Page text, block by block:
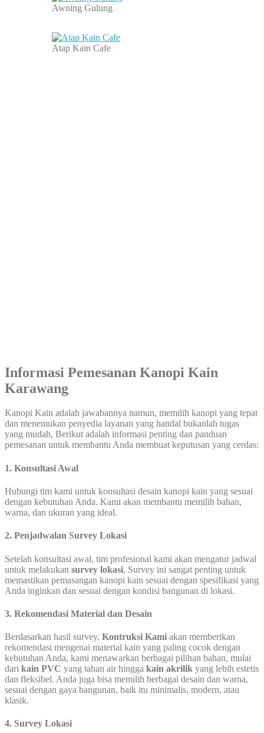
Awning Gulung
Atap Kain Cafe
Informasi Pemesanan Kanopi Kain
Karawang
Kanopi Kain adalah jawabannya namun, memilih kanopi yang tepat
dan menemukan penyedia layanan yang handal bukanlah tugas
yang mudah, Berikut adalah informasi penting dan panduan
pemesanan untuk membantu Anda membuat keputusan yang cerdas:
1. Konsultasi Awal
Hubungi tim kami untuk konsultasi desain kanopi kain yang sesuai
dengan kebutuhan Anda. Kami akan membantu memilih bahan,
warna, dan ukuran yang ideal.
2. Penjadwalan Survey Lokasi
Setelah konsultasi awal, tim profesional kami akan mengatur jadwal
untuk melakukan survey lokasi, Survey ini sangat penting untuk
memastikan pemasangan kanopi kain sesuai dengan spesifikasi yang
Anda inginkan dan sesuai dengan kondisi bangunan di lokasi.
3. Rekomendasi Material dan Desain
Berdasarkan hasil survey, Kontruksi Kami akan memberikan
rekomendasi mengenai material kain yang paling cocok dengan
kebutuhan Anda, kami menawarkan berbagai pilihan bahan, mulai
dari kain PVC yang tahan air hingga kain akrilik yang lebih estetis
dan fleksibel. Anda juga bisa memilih berbagai desain dan warna,
sesuai dengan gaya bangunan, baik itu minimalis, modern, atau
klasik.
4. Survey Lokasi